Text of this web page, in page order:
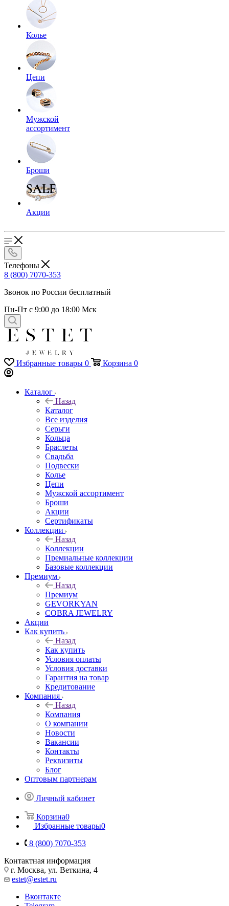
Колье
Цепи
Мужской
ассортимент
Броши
Акции
Телефоны
8 (800) 7070-353
Звонок по России бесплатный
Пн-Пт с 9:00 до 18:00 Мск
Избранные товары 0 Корзина 0
Каталог
Назад
Каталог
Все изделия
Серьги
Кольца
Браслеты
Свадьба
Подвески
Колье
Цепи
Мужской ассортимент
Броши
Акции
Сертификаты
Коллекции
Назад
Коллекции
Премиальные коллекции
Базовые коллекции
Премиум
Назад
Премиум
GEVORKYAN
COBRA JEWELRY
Акции
Как купить
Назад
Как купить
Условия оплаты
Условия доставки
Гарантия на товар
Кредитование
Компания
Назад
Компания
О компании
Новости
Вакансии
Контакты
Реквизиты
Блог
Оптовым партнерам
Личный кабинет
Корзина0
Избранные товары0
8 (800) 7070-353
Контактная информация
г. Москва, ул. Веткина, 4
estet@estet.ru
Вконтакте